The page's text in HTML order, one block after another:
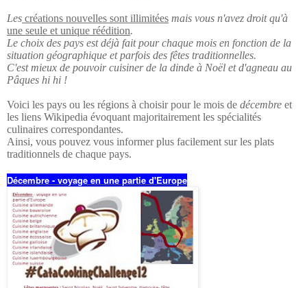
Les créations nouvelles sont illimitées mais vous n'avez droit qu'à
une seule et unique réédition.
Le choix des pays est déjà fait pour chaque mois en fonction de la
situation géographique et parfois des fêtes traditionnelles.
C'est mieux de pouvoir cuisiner de la dinde à Noël et d'agneau au
Pâques hi hi !
Voici les pays ou les régions à choisir pour le mois de décembre et
les liens Wikipedia évoquant majoritairement les spécialités
culinaires correspondantes.
Ainsi, vous pouvez vous informer plus facilement sur les plats
traditionnels de chaque pays.
Décembre - voyage en une partie d'Europe